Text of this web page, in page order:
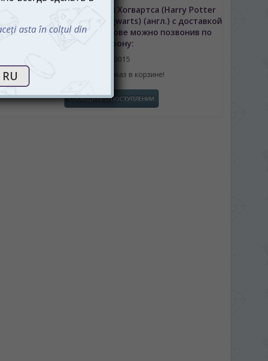
Купить Top Trumps Герои Хогвартса (Harry Potter
Top Trumps - Heroes of Hogwarts) (англ.) с доставкой
по Кишиневу либо Молдове можно позвонив по
телефону:
061110015
или оформив заказ в корзине!
СООБЩИТЬ О ПОСТУПЛЕНИИ